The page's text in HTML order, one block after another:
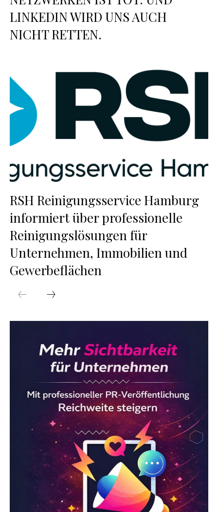
LINKEDIN WIRD UNS AUCH
NICHT RETTEN.
RSH Reinigungsservice Hamburg
informiert über professionelle
Reinigungslösungen für
Unternehmen, Immobilien und
Gewerbeflächen